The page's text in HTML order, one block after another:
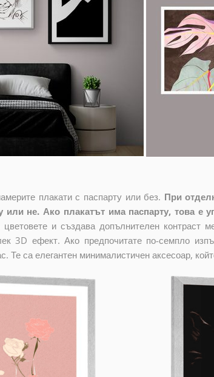
плакати с паспарту или без. При
не. Ако плакатът има паспарту, това е
и създава допълнителен контраст
3D ефект. Ако предпочитате по-семпло
Те са елегантен минималистичен аксесоар,